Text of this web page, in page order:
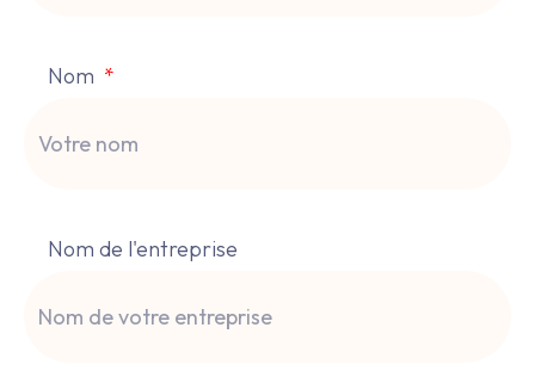
Nom
Nom de l'entreprise